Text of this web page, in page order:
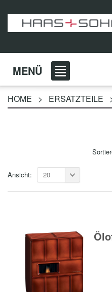
MENÜ
HOME > ERSATZTEILE
Ansicht: 20